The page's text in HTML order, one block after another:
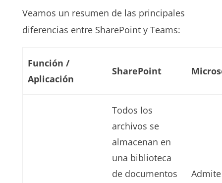
Veamos un resumen de las principales
diferencias entre SharePoint y Teams:
Función /
Aplicación
SharePoint
Todos los
archivos se
almacenan en
una biblioteca
de documentos